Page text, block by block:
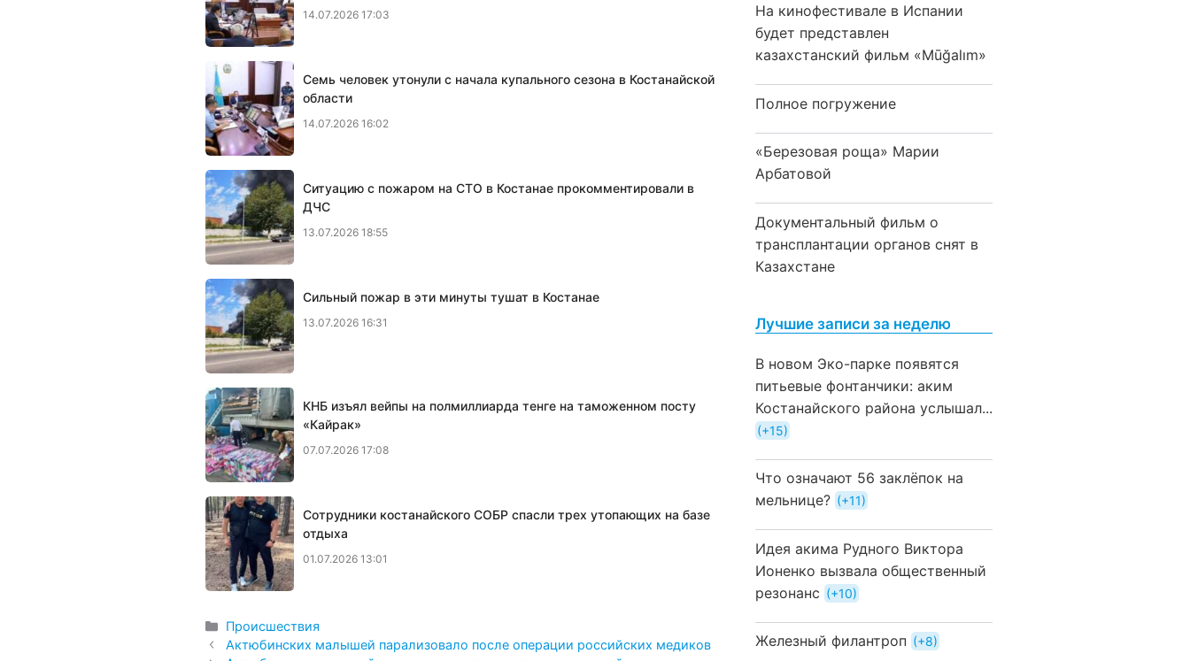
14.07.2026 17:03
Семь человек утонули с начала купального сезона в Костанайской
области
14.07.2026 16:02
Ситуацию с пожаром на СТО в Костанае прокомментировали в
ДЧС
13.07.2026 18:55
Сильный пожар в эти минуты тушат в Костанае
13.07.2026 16:31
КНБ изъял вейпы на полмиллиарда тенге на таможенном посту
«Кайрак»
07.07.2026 17:08
Сотрудники костанайского СОБР спасли трех утопающих на базе
отдыха
01.07.2026 13:01
Рубрики
Происшествия
Актюбинских малышей парализовало после операции российских медиков
На кинофестивале в Испании
будет представлен
казахстанский фильм «Mūğalım»
Полное погружение
«Березовая роща» Марии
Арбатовой
Документальный фильм о
трансплантации органов снят в
Казахстане
Лучшие записи за неделю
В новом Эко-парке появятся
питьевые фонтанчики: аким
Костанайского района услышал...
+15
Что означают 56 заклёпок на
мельнице?
+11
Идея акима Рудного Виктора
Ионенко вызвала общественный
резонанс
+10
Железный филантроп +8